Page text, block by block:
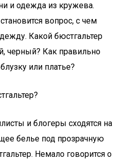
и одежда из кружева.
вопрос, с чем
Какой бюстгальтер
черный? Как правильно
или платье?
и блогеры сходятся на
белье под прозрачную
Немало говорится о